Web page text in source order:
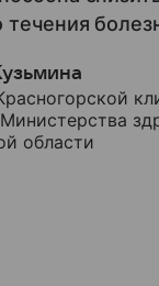
течения
области